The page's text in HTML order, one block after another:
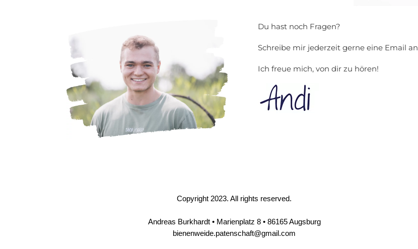
Du hast noch Fragen?
Schreibe mir jederzeit gerne eine Email an
Ich freue mich, von dir zu hören!
Copyright 2023. All rights reserved.
Andreas Burkhardt • Marienplatz 8 • 86165 Augsburg
bienenweide.patenschaft@gmail.com